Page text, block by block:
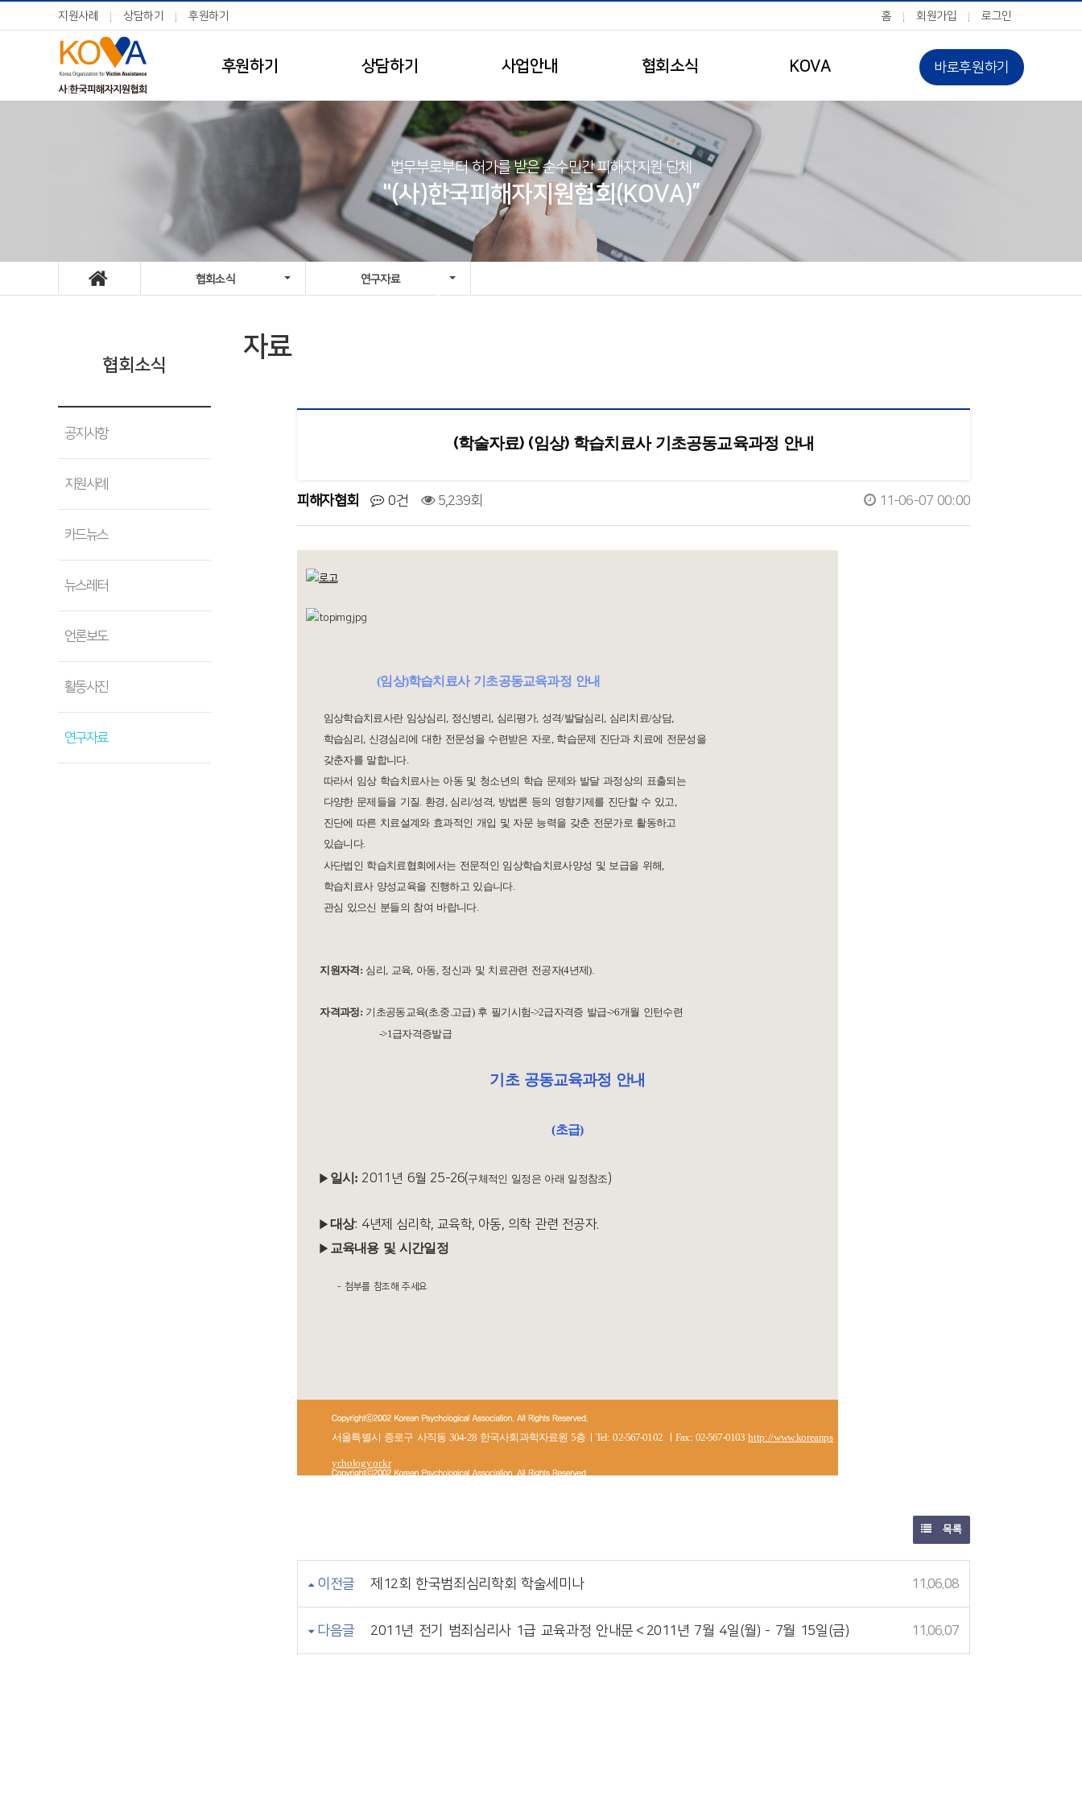
지원사례 상담하기 후원하기 홈 회원가입 로그인
바로후원하기
후원하기 상담하기 사업안내 협회소식 KOVA
법무부로부터 허가를 받은 순수민간 피해자지원 단체
"(사)한국피해자지원협회(KOVA)”
협회소식 연구자료
협회소식
공지사항
지원사례
카드뉴스
뉴스레터
언론보도
활동사진
연구자료
자료
(학술자료) (임상) 학습치료사 기초공동교육과정 안내
피해자협회 0건 5,239회 11-06-07 00:00
(임상)학습치료사 기초공동교육과정 안내
임상학습치료사란 임상심리, 정신병리, 심리평가, 성격/발달심리, 심리치료/상담,
학습심리, 신경심리에 대한 전문성을 수련받은 자로, 학습문제 진단과 치료에 전문성을
갖춘자를 말합니다.
따라서 임상 학습치료사는 아동 및 청소년의 학습 문제와 발달 과정상의 표출되는
다양한 문제들을 기질. 환경, 심리/성격, 방법론 등의 영향기제를 진단할 수 있고,
진단에 따른 치료설계와 효과적인 개입 및 자문 능력을 갖춘 전문가로 활동하고
있습니다.
사단법인 학습치료협회에서는 전문적인 임상학습치료사양성 및 보급을 위해,
학습치료사 양성교육을 진행하고 있습니다.
관심 있으신 분들의 참여 바랍니다.
지원자격:심리, 교육, 아동, 정신과 및 치료관련 전공자(4년제).
자격과정: 기초공동교육(초.중.고급) 후 필기시험->2급자격증 발급->6개월 인턴수련
->1급자격증발급
기초 공동교육과정 안내
(초급)
▶ 일시: 2011년 6월 25-26(구체적인 일정은 아래 일정참조)
▶대상: 4년제 심리학, 교육학, 아동, 의학 관련 전공자.
▶ 교육내용 및 시간일정
- 첨부를 참조해 주세요
서울특별시 종로구 사직동 304-28 한국사회과학자료원 5층ㅣTel: 02-567-0102 ㅣFax: 02-567-0103http://www.koreanps
ychology.or.kr
목록
이전글 제12회 한국범죄심리학회 학술세미나 11.06.08
다음글 2011년 전기 범죄심리사 1급 교육과정 안내문＜2011년 7월 4일(월) - 7월 15일(금) 11.06.07